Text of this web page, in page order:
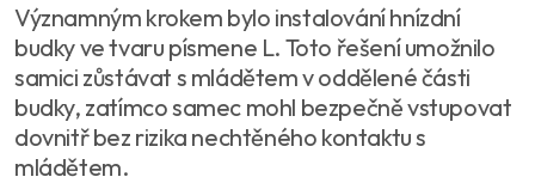
Významným krokem bylo instalování hnízdní
budky ve tvaru písmene L. Toto řešení umožnilo
samici zůstávat s mládětem v oddělené části
budky, zatímco samec mohl bezpečně vstupovat
dovnitř bez rizika nechtěného kontaktu s
mládětem.